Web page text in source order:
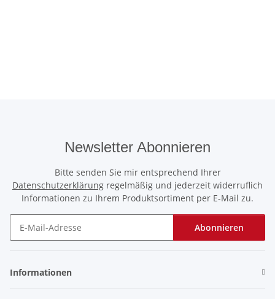
Newsletter Abonnieren
Bitte senden Sie mir entsprechend Ihrer
Datenschutzerklärung regelmäßig und jederzeit widerruflich
Informationen zu Ihrem Produktsortiment per E-Mail zu.
Abonnieren
Informationen